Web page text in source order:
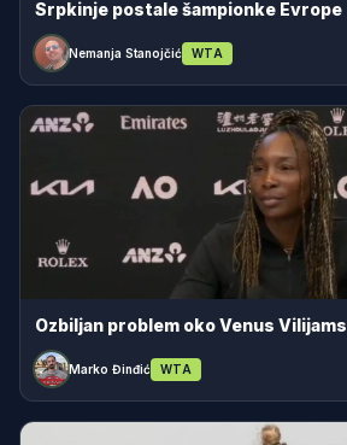
Srpkinje postale šampionke Evrope
Nemanja Stanojčić WTA
Ozbiljan problem oko Venus Vilijams
Marko Đinđić WTA